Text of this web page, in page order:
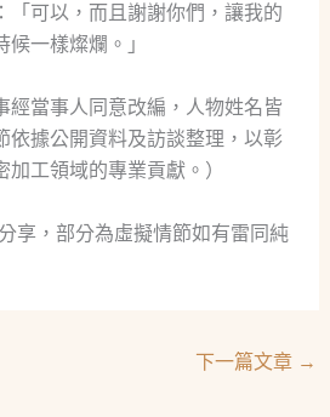
「可以，而且謝謝你們，讓我的
一樣燦爛。」
經當事人同意改編，人物姓名皆
依據公開資料及訪談整理，以彰
加工領域的專業貢獻。）
享，部分為虛擬情節如有雷同純
下一篇文章 →